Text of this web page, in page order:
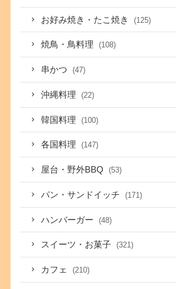
お好み焼き・たこ焼き (125)
焼鳥・鳥料理 (108)
串かつ (47)
沖縄料理 (22)
韓国料理 (100)
各国料理 (147)
屋台・野外BBQ (53)
パン・サンドイッチ (171)
ハンバーガー (48)
スイーツ・お菓子 (321)
カフェ (210)